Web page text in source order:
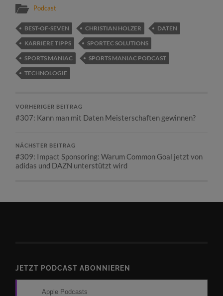
Podcast
BEST-OF-SEVEN CHRISTIAN HOLZER
DATEN
KARRIERE TIPPS
SPORTEC SOLUTIONS
SPORTS MANIAC
SPORTS MANIAC PODCAST
TECHNOLOGIE
VORHERIGER BEITRAG
#307: Kann man mit Daten Meisterschaften gewinnen?
NÄCHSTER BEITRAG
#309: Impact Sponsoring: Warum Common Goal jetzt von
adidas und DAZN unterstützt wird
JETZT PODCAST ABONNIEREN
Apple Podcasts